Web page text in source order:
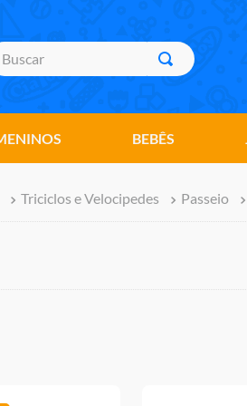
BEBÊS
Triciclos e Velocipedes Passeio